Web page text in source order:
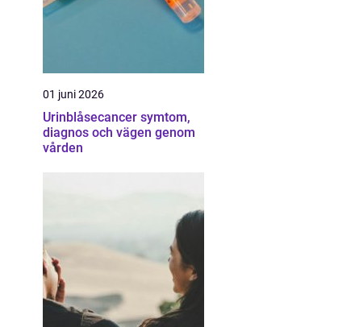
01 juni 2026
Urinblåsecancer symtom,
diagnos och vägen genom
vården